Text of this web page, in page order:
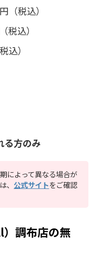
（税込）
税込）
込）
る方のみ
によって異なる場合が
、 公式サイトをご確認
調布店の無